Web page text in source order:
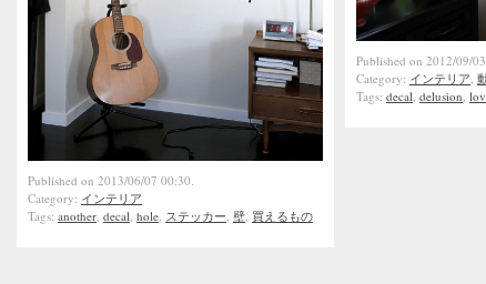
Published on 2013/06/07 00:30.
Category: インテリア
Tags: another decal hole ステッカー 壁 買えるもの
Published on 2012/09/
Category: インテリア,
Tags: decal, delusion,